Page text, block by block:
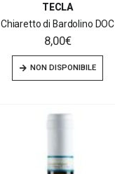
TECLA
Chiaretto di Bardolino DOC
8,00€
NON DISPONIBILE